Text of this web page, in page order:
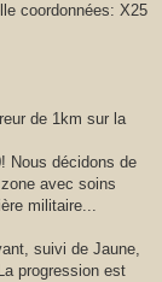
coordonnées: X25
de 1km sur la
Nous décidons de
avec soins
militaire...
suivi de Jaune,
progression est